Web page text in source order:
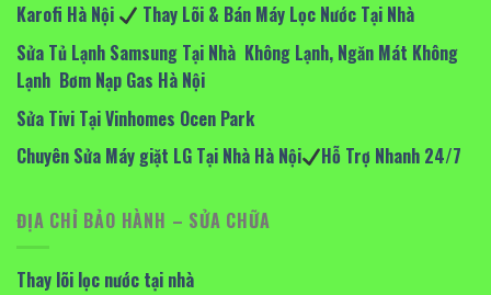
Karofi Hà Nội
Thay Lõi & Bán Máy Lọc Nước Tại Nhà
Sửa Tủ Lạnh Samsung Tại Nhà Không Lạnh, Ngăn Mát Không
Lạnh Bơm Nạp Gas Hà Nội
Sửa Tivi Tại Vinhomes Ocen Park
Chuyên Sửa Máy giặt LG Tại Nhà Hà Nội
Hỗ Trợ Nhanh 24/7
ĐỊA CHỈ BẢO HÀNH – SỬA CHỮA
Thay lõi lọc nước tại nhà